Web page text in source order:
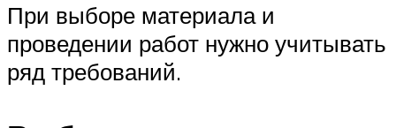
При выборе материала и
проведении работ нужно учитывать
ряд требований.